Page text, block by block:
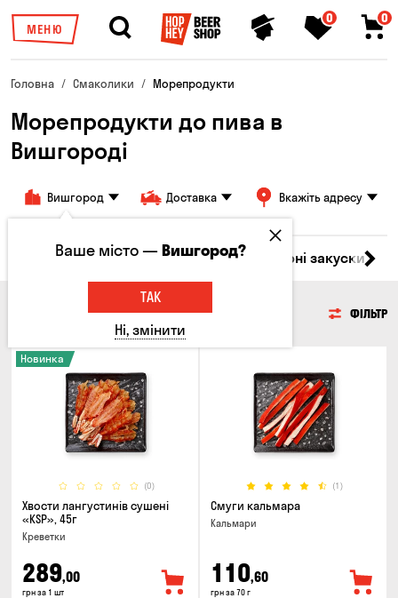
МЕНЮ
0 0
Головна Смаколики Морепродукти
Морепродукти до пива в
Вишгороді
Вишгород Доставка Вкажіть адресу
М'ясо Риба Морепродукти Сирні закуски
МОРЕПРОДУКТИ ФІЛЬТР
(0)
Новинка
Хвости лангустинів сушені
«KSP», 45г
Креветки
289,00
грн за 1 шт
(1)
Смуги кальмара
Кальмари
110,60
грн за 70 г
Ваше місто —Вишгород?
ТАК
Ні, змінити